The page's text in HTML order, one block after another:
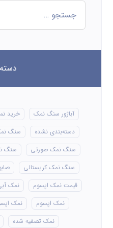
آباژور سنگ نمک خرید
دسته‌بندی نشده
سنگ
سنگ نمک صورتی
سنگ
سنگ نمک کریستالی
قیمت نمک اپسوم
نمک
نمک اپسوم
نمک
نمک تصفیه شده